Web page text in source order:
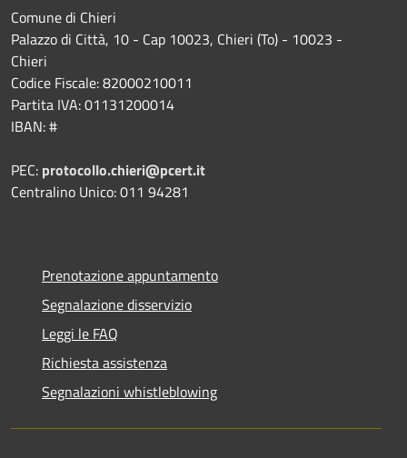
Comune di Chieri
Palazzo di Città, 10 - Cap 10023, Chieri (To) - 10023 -
Chieri
Codice Fiscale: 82000210011
Partita IVA: 01131200014
IBAN: #
PEC: protocollo.chieri@pcert.it
Centralino Unico: 011 94281
Prenotazione appuntamento
Segnalazione disservizio
Leggi le FAQ
Richiesta assistenza
Segnalazioni whistleblowing